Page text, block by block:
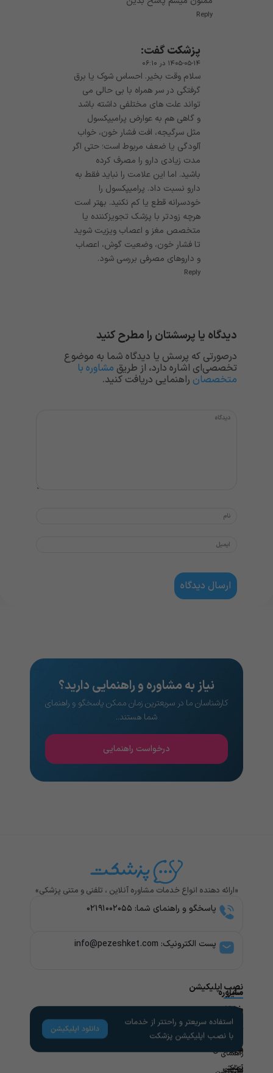
Reply
پزشکتگفت:
۱۴۰۵-۰۵-۱۴ در ۰۶:۱۰
سلام وقت بخیر. احساس شوک یا برق
گرفتگی در سر همراه با بی حالی می
تواند علت های مختلفی داشته باشد
و گاهی هم به عوارض پرامیپکسول
مثل سرگیجه، افت فشار خون، خواب
آلودگی یا ضعف مربوط است؛ حتی اگر
مدت زیادی دارو را مصرف کرده
باشید. اما این علامت را نباید فقط به
دارو نسبت داد. پرامیپکسول را
خودسرانه قطع یا کم نکنید. بهتر است
هرچه زودتر با پزشک تجویزکننده یا
متخصص مغز و اعصاب ویزیت شوید
تا فشار خون، وضعیت گوش، اعصاب
و داروهای مصرفی بررسی شود.
Reply
دیدگاه یا پرسشتان را مطرح کنید
درصورتی که پرسش یا دیدگاه شما به موضوع
تخصصی‌ای اشاره دارد، از طریق مشاوره با
متخصصان راهنمایی دریافت کنید.
نیاز به مشاوره و راهنمایی دارید؟
کارشناسان ما در سریعترین زمان ممکن پاسخگو و راهنمای
شما هستند..
درخواست راهنمایی
«ارائه دهنده انواع خدمات مشاوره آنلاین ، تلفنی و متنی پزشکی»
پاسخگو و راهنمای شما: ۰۲۱۹۱۰۰۲۰۵۵
پست الکترونیک: info@pezeshket.com​
مشاوره
پزشکی
تخصص
های
پزشکی
سایر
خدمات
مشاوره
روانشناسی
آزمایش
راهنمای
کاربران
راهنمای
لینک
های
مفید
مجله
نصب اپلیکیشن